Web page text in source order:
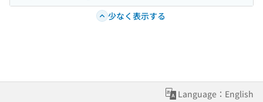
少なく表示する
Language：English